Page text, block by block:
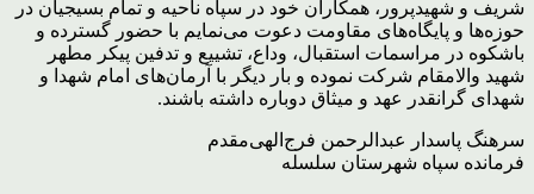
شریف و شهیدپرور، همکاران خود در سپاه ناحیه و تمام بسیجیان در
حوزه‌ها و پایگاه‌های مقاومت دعوت می‌نمایم با حضور گسترده و
باشکوه در مراسمات استقبال، وداع، تشییع و تدفین پیکر مطهر
شهید والامقام شرکت نموده و بار دیگر با آرمان‌های امام شهدا و
شهدای گرانقدر عهد و میثاق دوباره داشته باشند.
سرهنگ پاسدار عبدالرحمن فرج‌الهی‌مقدم
فرمانده سپاه شهرستان سلسله